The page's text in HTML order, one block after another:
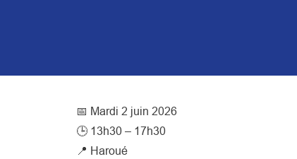
📅 Mardi 2 juin 2026
🕒 13h30 – 17h30
📍 Haroué